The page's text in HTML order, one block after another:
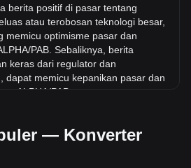
tukar Stella (ALPHA) telah turun
bulan terakhir, nilai tukar Stella
4.08% terhadap Balboa
berita positif di pasar tentang
atau terobosan teknologi besar,
memicu optimisme pasar dan
PAB. Sebaliknya, berita
keras dari regulator dan
dapat memicu kepanikan pasar dan
ALPHA/PAB.
memiliki dampak langsung pada
gilirannya menentukan nilainya
tradisional seperti dolar AS.
— Konverter